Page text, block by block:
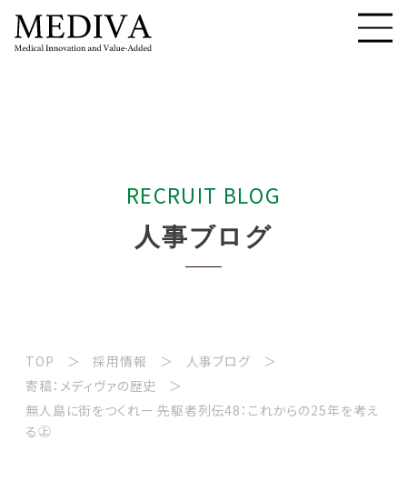
RECRUIT BLOG
人事ブロ グ
TOP 採用情報
人事ブログ
寄稿：メディヴァの歴史
無人島に街をつくれー 先駆者列伝48：これからの25年を考え
る㊤